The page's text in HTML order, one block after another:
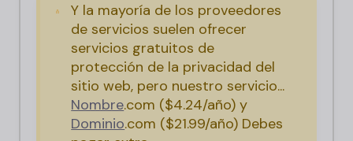
Y la mayoría de los proveedores
de servicios suelen ofrecer
servicios gratuitos de
protección de la privacidad del
sitio web, pero nuestro servicio...
Nombre.com ($4.24/año) y
Dominio.com ($21.99/año) Debes